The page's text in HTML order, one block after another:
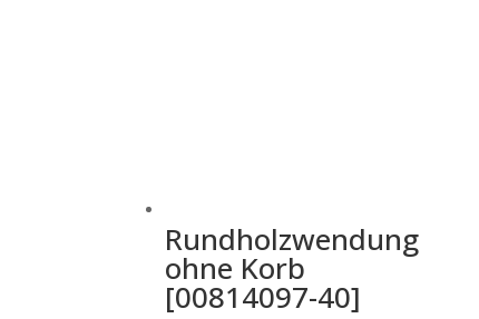
Rundholzwendung
ohne Korb
[00814097-40]